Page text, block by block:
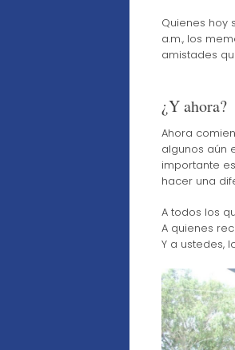
Quienes hoy
a.m., los
amistades
¿Y ahora?
Ahora
algunos aún
importante
hacer una
A todos los
A quienes
Y a ustedes,